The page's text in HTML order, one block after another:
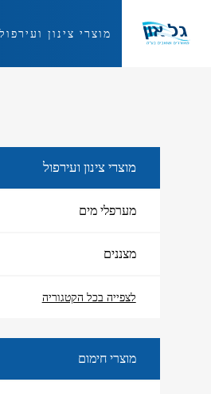
מוצרי צינון ועירפול
מוצרי צינון ועירפול
מוצרי צינון ועירפול
מערפלי מים
מצננים
לצפייה בכל הקטגוריה
מוצרי חימום